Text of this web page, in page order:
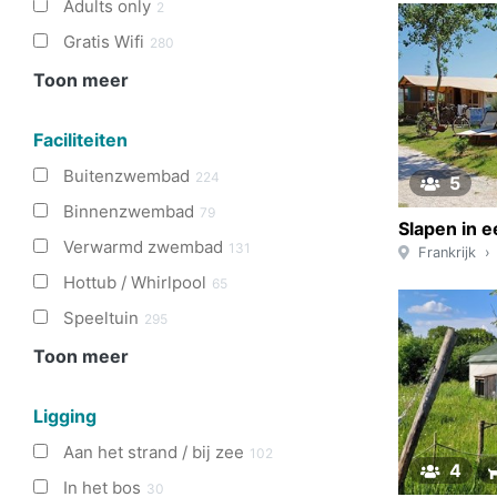
Adults only 2
Gratis Wifi 280
Toon meer
Faciliteiten
Buitenzwembad 224
Binnenzwembad 79
Verwarmd zwembad 131
Hottub / Whirlpool 65
Speeltuin 295
Toon meer
Ligging
Aan het strand / bij zee 102
In het bos 30
5
Frankrijk
4